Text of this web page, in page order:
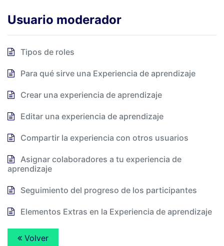
Usuario moderador
Tipos de roles
Para qué sirve una Experiencia de aprendizaje
Crear una experiencia de aprendizaje
Editar una experiencia de aprendizaje
Compartir la experiencia con otros usuarios
Asignar colaboradores a tu experiencia de
aprendizaje
Seguimiento del progreso de los participantes
Elementos Extras en la Experiencia de aprendizaje
Volver